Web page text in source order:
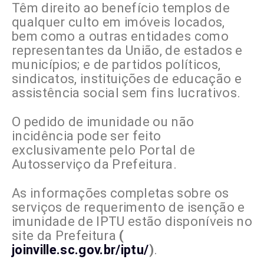
Têm direito ao benefício templos de
qualquer culto em imóveis locados,
bem como a outras entidades como
representantes da União, de estados e
municípios; e de partidos políticos,
sindicatos, instituições de educação e
assistência social sem fins lucrativos.
O pedido de imunidade ou não
incidência pode ser feito
exclusivamente pelo Portal de
Autosserviço da Prefeitura.
As informações completas sobre os
serviços de requerimento de isenção e
imunidade de IPTU estão disponíveis no
site da Prefeitura (
joinville.sc.gov.br/iptu/).